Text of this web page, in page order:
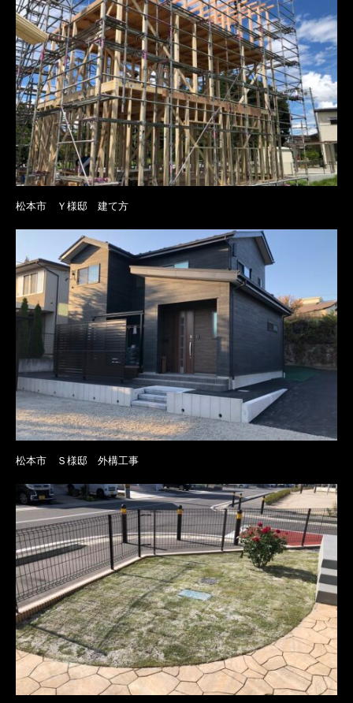
松本市 Ｙ様邸 建て方
松本市 Ｓ様邸 外構工事